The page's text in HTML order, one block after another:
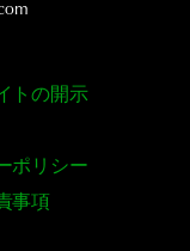
トの開示
ポリシー
事項